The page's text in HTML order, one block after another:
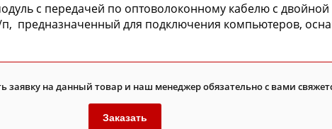
с передачей по оптоволоконному кабелю с
п, предназначенный для подключения компьютеров,
заявку на данный товар и наш менеджер обязательно с вами
Заказать